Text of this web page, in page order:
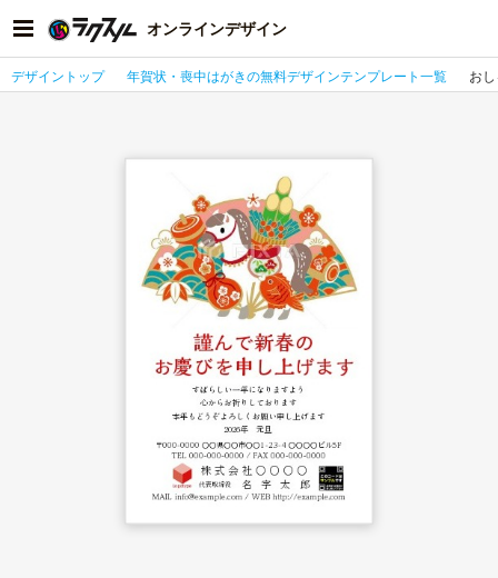
オンラインデザイン
デザイントップ 年賀状・喪中はがきの無料デザインテンプレート一覧 お